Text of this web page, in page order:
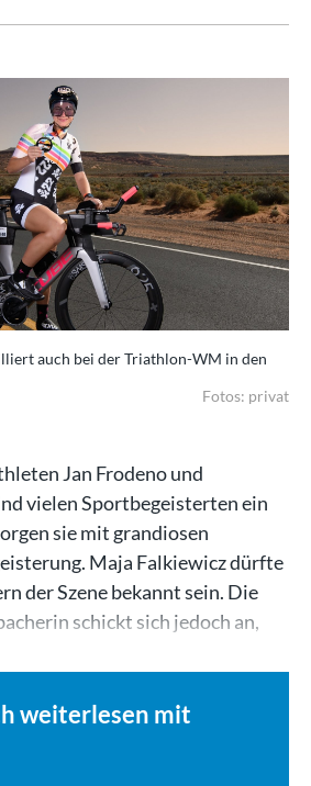
auch bei der Triathlon-WM in den
Fotos: privat
Jan Frodeno und
vielen Sportbegeisterten ein
sie mit grandiosen
Maja Falkiewicz dürfte
der Szene bekannt sein. Die
schickt sich jedoch an,
weiterlesen mit